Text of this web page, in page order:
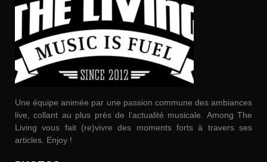
Une équipe animée par une passion commune des ambiances
live, collant au plus près de l’actualité musicale. Among The
Living vous fait (re)vivre des moments forts à travers ses
articles. Enjoy !